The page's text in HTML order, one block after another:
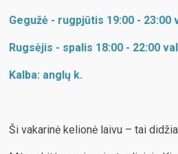
Gegužė - rugpjūtis 19:00 - 23:00
Rugsėjis - spalis 18:00 - 22:00
Kalba: anglų k.
Ši vakarinė kelionė laivu – tai